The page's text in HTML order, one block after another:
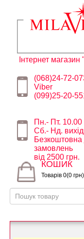
Інтернет
(068)24-72-
Viber
(099)25-20-
Пн.- Пт. 10.00
Сб.- Нд.
Безкоштовна
замовлень
від 2500 грн.
КОШИК
Товарів 0(0 грн)